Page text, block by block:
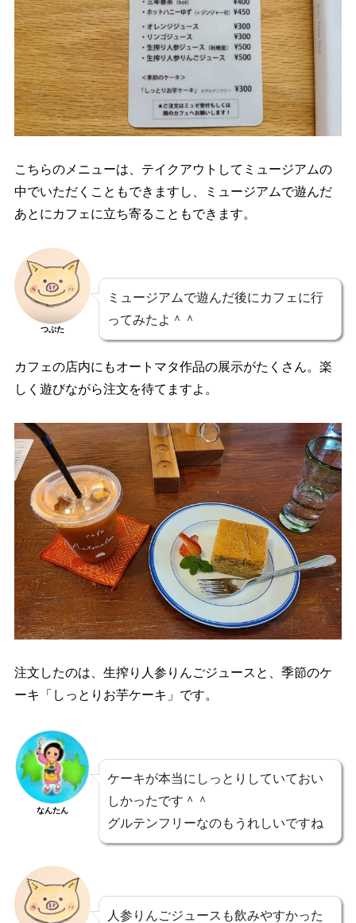
こちらのメニューは、テイクアウトしてミュージアムの
中でいただくこともできますし、ミュージアムで遊んだ
あとにカフェに立ち寄ることもできます。
つぶた
ミュージアムで遊んだ後にカフェに行
ってみたよ＾＾
カフェの店内にもオートマタ作品の展示がたくさん。楽
しく遊びながら注文を待てますよ。
注文したのは、生搾り人参りんごジュースと、季節のケ
ーキ「しっとりお芋ケーキ」です。
なんたん
ケーキが本当にしっとりしていておい
しかったです＾＾
グルテンフリーなのもうれしいですね
人参りんごジュースも飲みやすかった